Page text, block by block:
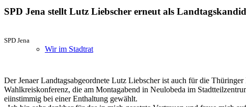
Wir im Stadtrat
SPD Jena stellt Lutz Liebscher erneut als
SPD Jena
Der Jenaer Landtagsabgeordnete Lutz Liebscher ist auch für die
Wahlkreiskonferenz, die am Montagabend in Neulobeda im
eiinstimmig bei einer Enthaltung gewählt.